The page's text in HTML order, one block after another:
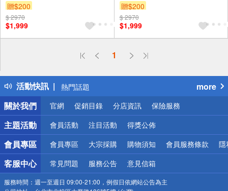
贈$200
$ 2970
$1,999
贈$200
$ 2970
$1,999
1
活動快訊
偏遠地區配送
得獎公告
熱門話題
銀行優惠
偏遠地區配送
詐騙網頁！請小心！
more
關於我們
官網 促銷目錄 分店資訊 保險服務
主題活動 會員活動 注目活動 得獎公佈
會員專區 會員專區 大宗採購 購物須知 會員服務條款 隱
客服中心 常見問題 服務公告 意見信箱
服務時間： 週一至週日 09:00-21:00，例假日依網站公告為主